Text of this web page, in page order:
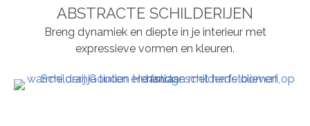
ABSTRACTE SCHILDERIJEN
Breng dynamiek en diepte in je interieur met
expressieve vormen en kleuren.